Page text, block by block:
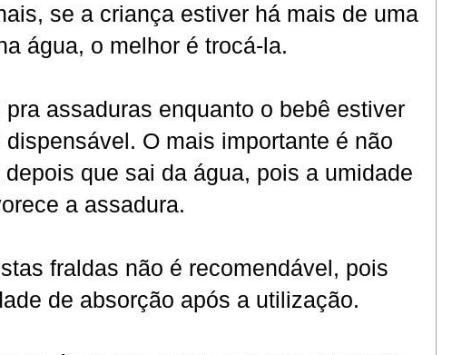
se a criança estiver há mais de uma
água, o melhor é trocá-la.
assaduras enquanto o bebê estiver
O mais importante é não
que sai da água, pois a umidade
a assadura.
fraldas não é recomendável, pois
de absorção após a utilização.